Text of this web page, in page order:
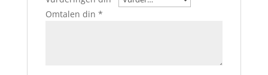
Omtalen din *